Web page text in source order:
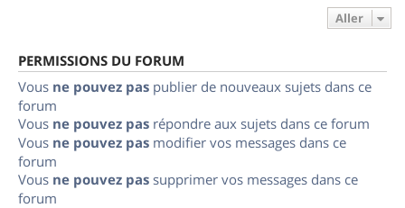
Aller
PERMISSIONS DU FORUM
Vous ne pouvez pas publier de nouveaux sujets dans ce
forum
Vous ne pouvez pas répondre aux sujets dans ce forum
Vous ne pouvez pas modifier vos messages dans ce
forum
Vous ne pouvez pas supprimer vos messages dans ce
forum